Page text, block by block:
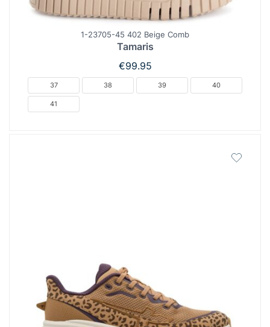
1-23705-45 402 Beige Comb
Tamaris
€99.95
37 38 39 40
41